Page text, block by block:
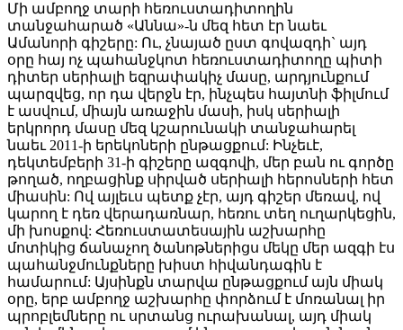
Մի ամբողջ տարի հեռուստադիտողին
տանջահարած «Աննա»-ն մեզ հետ էր նաեւ
Ամանորի գիշերը: Ու, չնայած ըստ գովազդի` այդ
օրը հայ ոչ պահանջկոտ հեռուստադիտողը պիտի
դիտեր սերիալի եզրափակիչ մասը, արդյունքում
պարզվեց, որ դա վերջն էր, ինչպես հայտնի ֆիլմում
է ասվում, միայն առաջին մասի, իսկ սերիալի
երկրորդ մասը մեզ կշարունակի տանջահարել
նաեւ 2011-ի երեկոների ընթացքում: Ինչեւէ,
դեկտեմբերի 31-ի գիշերը ազգովի, մեր բան ու գործը
թողած, ողբացինք սիրված սերիալի հերոսների հետ
միասին: Ով այլեւս պետք չէր, այդ գիշեր մեռավ, ով
կարող է դեռ վերադառնար, հեռու տեղ ուղարկեցին,
մի խոսքով: Հեռուստատեսային աշխարհը
մոտիկից ճանաչող ծանոթներիցս մեկը մեր ազգի էս
պահանջմունքները խիստ հիվանդագին է
համարում: Այսինքն տարվա ընթացքում այն միակ
օրը, երբ ամբողջ աշխարհը փորձում է մոռանալ իր
պրոբլեմները ու սրտանց ուրախանալ, այդ միակ